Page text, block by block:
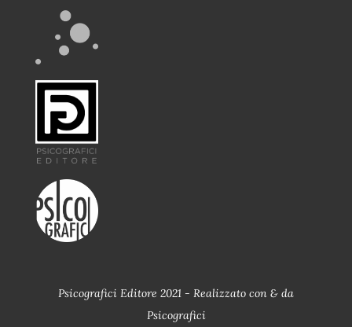
Psicografici Editore 2021 - Realizzato con & da
Psicografici